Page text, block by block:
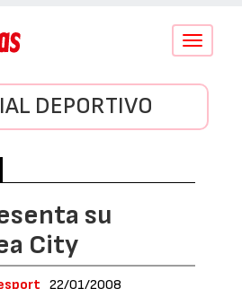
Conmutar
DEPORTIVO
su
City
22/01/2008